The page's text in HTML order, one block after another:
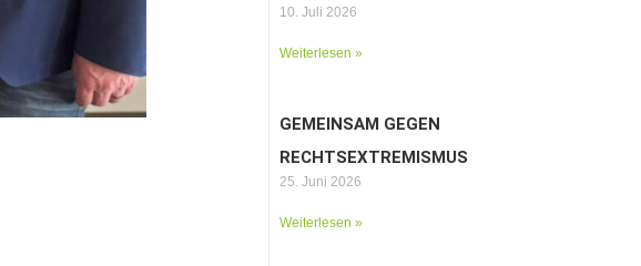
10. Juli 2026
Weiterlesen »
GEMEINSAM GEGEN
RECHTSEXTREMISMUS
25. Juni 2026
Weiterlesen »